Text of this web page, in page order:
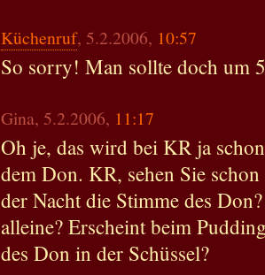
Küchenruf, 5.2.2006, 10:57
So sorry! Man sollte doch um
Gina, 5.2.2006, 11:17
Oh je, das wird bei KR ja
dem Don. KR, sehen Sie
der Nacht die Stimme des
alleine? Erscheint beim
des Don in der Schüssel?